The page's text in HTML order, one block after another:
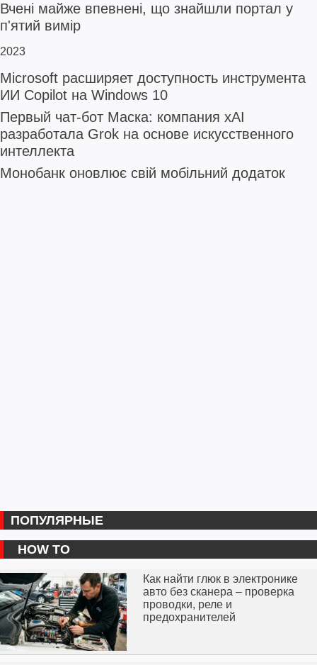
Вчені майже впевнені, що знайшли портал у
п'ятий вимір
2023
Microsoft расширяет доступность инструмента
ИИ Copilot на Windows 10
Первый чат-бот Маска: компания xAI
разработала Grok на основе искусственного
интеллекта
Монобанк оновлює свій мобільний додаток
ПОПУЛЯРНЫЕ
HOW TO
Как найти глюк в электронике
авто без сканера – проверка
проводки, реле и
предохранителей